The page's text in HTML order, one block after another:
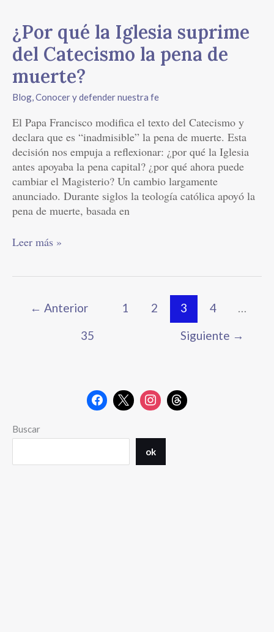
¿Por qué la Iglesia suprime
del Catecismo la pena de
muerte?
Blog Conocer y defender nuestra fe
El Papa Francisco modifica el texto del Catecismo y
declara que es “inadmisible” la pena de muerte. Esta
decisión nos empuja a reflexionar: ¿por qué la Iglesia
antes apoyaba la pena capital? ¿por qué ahora puede
cambiar el Magisterio? Un cambio largamente
anunciado. Durante siglos la teología católica apoyó la
pena de muerte, basada en
¿Por
qué
la
Iglesia
suprime
del
Catecismo
la
pena
de
muerte?
Leer más »
← Anterior 1 2 3 4
…
35
Siguiente →
Buscar
ok